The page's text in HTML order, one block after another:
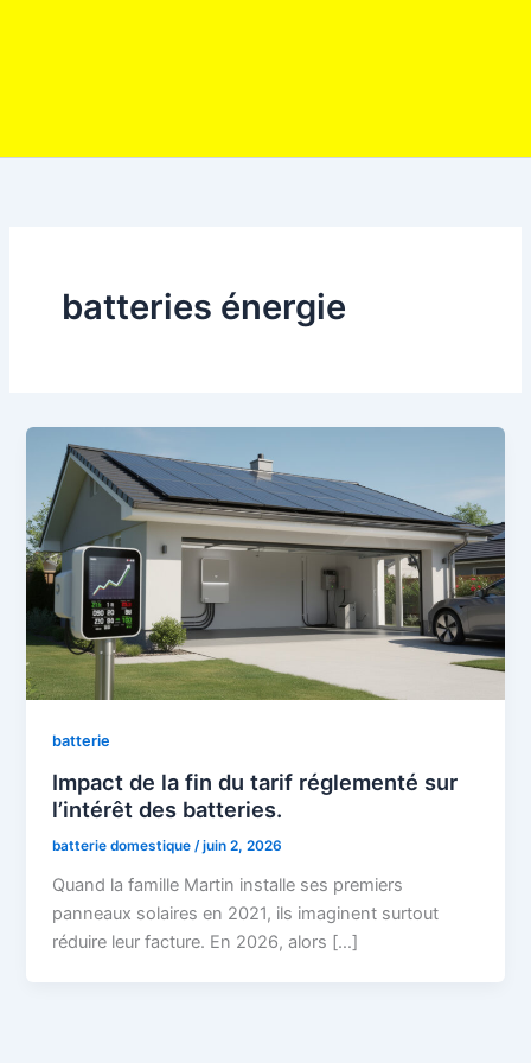
batteries énergie
batterie
Impact de la fin du tarif réglementé sur
l’intérêt des batteries.
batterie domestique/juin 2, 2026
Quand la famille Martin installe ses premiers
panneaux solaires en 2021, ils imaginent surtout
réduire leur facture. En 2026, alors […]